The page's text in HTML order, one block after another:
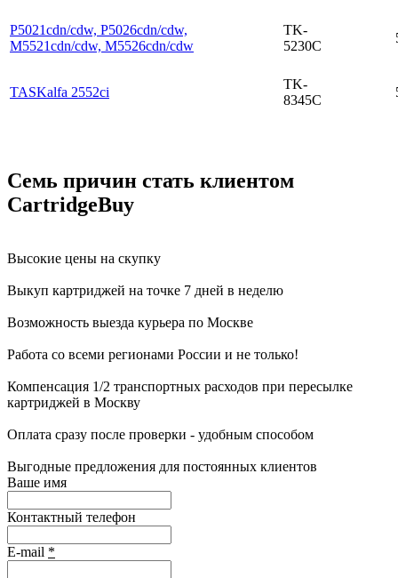
P5021cdn/cdw, P5026cdn/cdw,
M5521cdn/cdw, M5526cdn/cdw
TK-
5230C
TASKalfa 2552ci
TK-
8345C
Семь причин стать клиентом
CartridgeBuy
Высокие цены на скупку
Выкуп картриджей на точке 7 дней в неделю
Возможность выезда курьера по Москве
Работа со всеми регионами России и не только!
Компенсация 1/2 транспортных расходов при пересылке
картриджей в Москву
Оплата сразу после проверки - удобным способом
Выгодные предложения для постоянных клиентов
Ваше имя
Контактный телефон
E-mail *